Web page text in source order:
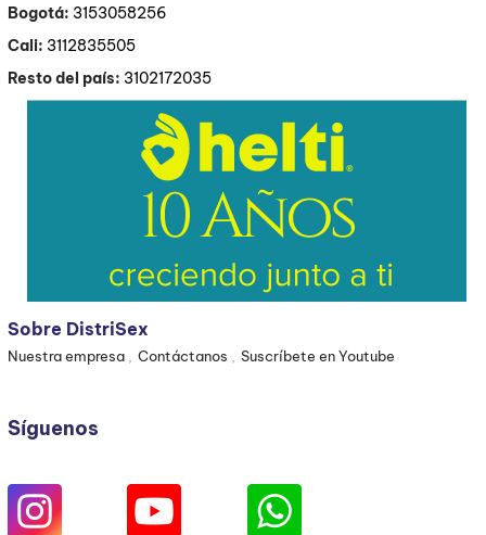
Bogotá: 3153058256
Cali: 3112835505
Resto del país: 3102172035
Sobre DistriSex
Nuestra empresa Contáctanos Suscríbete en Youtube
Síguenos